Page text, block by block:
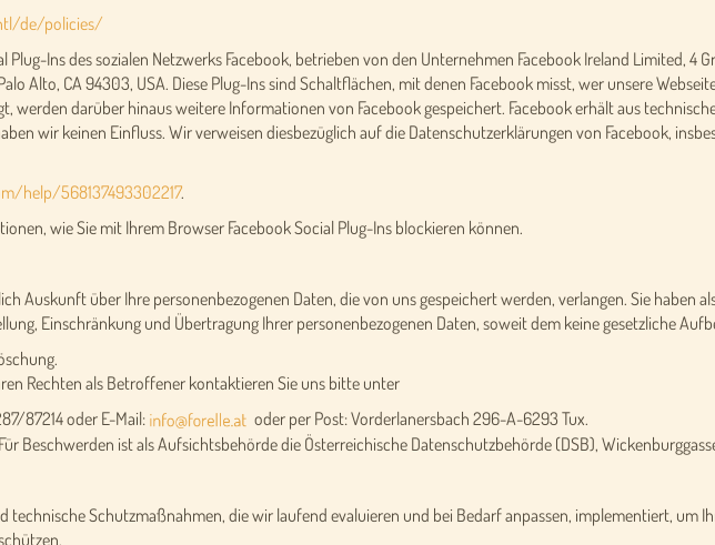
de/policies/
Plug-Ins des sozialen Netzwerks Facebook, betrieben von den Unternehmen Facebook Ireland Limited, 4
Alto, CA 94303, USA. Diese Plug-Ins sind Schaltflächen, mit denen Facebook misst, wer unsere
werden darüber hinaus weitere Informationen von Facebook gespeichert. Facebook erhält aus
wir keinen Einfluss. Wir verweisen diesbezüglich auf die Datenschutzerklärungen von Facebook,
help/568137493302217.
wie Sie mit Ihrem Browser Facebook Social Plug-Ins blockieren können.
Auskunft über Ihre personenbezogenen Daten, die von uns gespeichert werden, verlangen. Sie haben
Einschränkung und Übertragung Ihrer personenbezogenen Daten, soweit dem keine gesetzliche
Rechten als Betroffener kontaktieren Sie uns bitte unter
87214 oder E-Mail:
oder per Post: Vorderlanersbach 296-A-6293 Tux.
Beschwerden ist als Aufsichtsbehörde die Österreichische Datenschutzbehörde (DSB),
technische Schutzmaßnahmen, die wir laufend evaluieren und bei Bedarf anpassen, implementiert, um